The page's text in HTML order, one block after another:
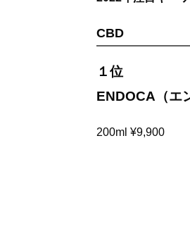
CBD
１位
ENDOCA（エ
200ml ¥9,900